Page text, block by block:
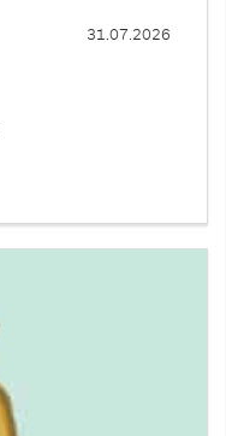
31.07.2026